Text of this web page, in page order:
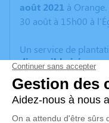
août 2021 à
30 août à 15h00 à
Un service de
disponible ici.